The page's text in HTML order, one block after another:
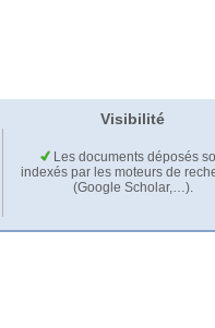
Visibilité
Les documents déposés
indexés par les moteurs de
(Google Scholar,…).